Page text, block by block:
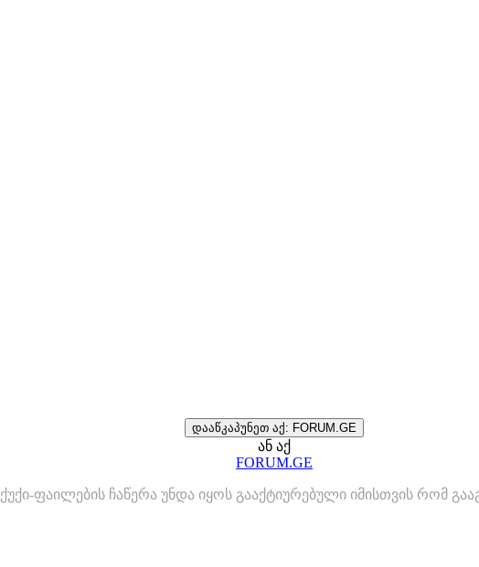
დააწკაპუნეთ აქ: FORUM.GE
ან აქ
FORUM.GE
ქუქი-ფაილების ჩაწერა უნდა იყოს გააქტიურებული იმისთვის რომ